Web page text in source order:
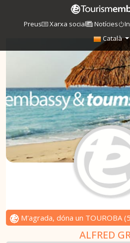
Preus Xarxa social Notícies
Català
M'agrada, dóna un TOUROBA(5
ALFRED